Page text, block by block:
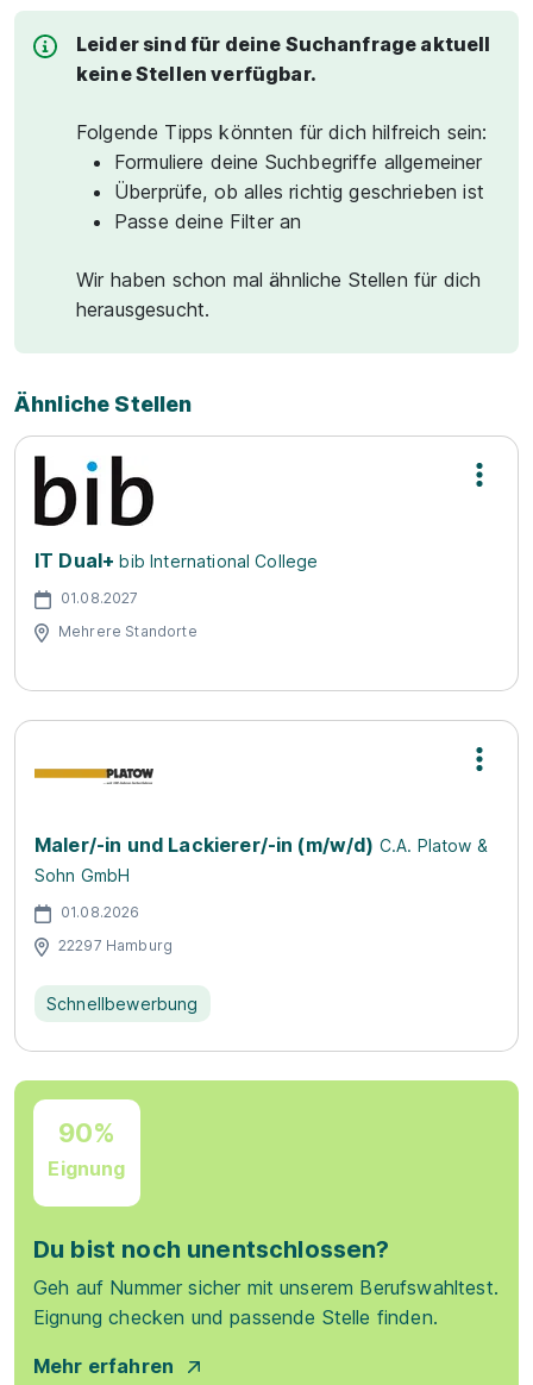
Leider sind für deine Suchanfrage aktuell
keine Stellen verfügbar.
Folgende Tipps könnten für dich hilfreich sein:
Formuliere deine Suchbegriffe allgemeiner
Überprüfe, ob alles richtig geschrieben ist
Passe deine Filter an
Wir haben schon mal ähnliche Stellen für dich
herausgesucht.
Ähnliche Stellen
IT Dual+ bib International College
01.08.2027
Mehrere Standorte
Maler/-in und Lackierer/-in (m/w/d) C.A. Platow &
Sohn GmbH
01.08.2026
22297 Hamburg
Schnellbewerbung
90%
Eignung
Du bist noch unentschlossen?
Geh auf Nummer sicher mit unserem Berufswahltest.
Eignung checken und passende Stelle finden.
Mehr erfahren